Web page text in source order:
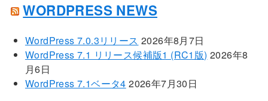
WORDPRESS NEWS
WordPress 7.0.3リリース 2026年8月7日
WordPress 7.1 リリース候補版1 (RC1版) 2026年8
月6日
WordPress 7.1ベータ4 2026年7月30日